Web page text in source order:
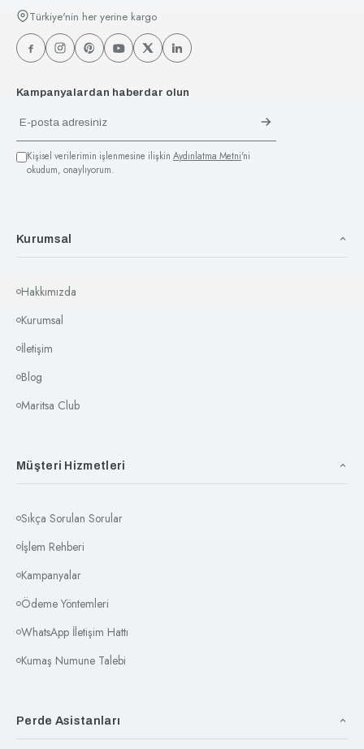
Türkiye'nin her yerine kargo
Kampanyalardan haberdar olun
Kişisel verilerimin işlenmesine ilişkin Aydınlatma Metni'ni
okudum, onaylıyorum.
Kurumsal
Hakkımızda
Kurumsal
İletişim
Blog
Maritsa Club
Müşteri Hizmetleri
Sıkça Sorulan Sorular
İşlem Rehberi
Kampanyalar
Ödeme Yöntemleri
WhatsApp İletişim Hattı
Kumaş Numune Talebi
Perde Asistanları